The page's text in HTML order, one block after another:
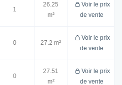
1
26.25
m²
Voir le prix
de vente
0 27.2 m²
Voir le prix
de vente
0
27.51
m²
Voir le prix
de vente